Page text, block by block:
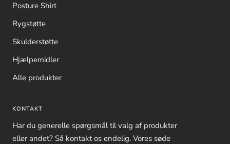
Posture Shirt
Rygstøtte
Skulderstøtte
Hjælpemidler
Alle produkter
KONTAKT
Har du generelle spørgsmål til valg af produkter
eller andet? Så kontakt os endelig. Vores søde